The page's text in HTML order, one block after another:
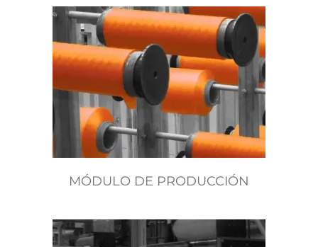
MÓDULO DE PRODUCCIÓN